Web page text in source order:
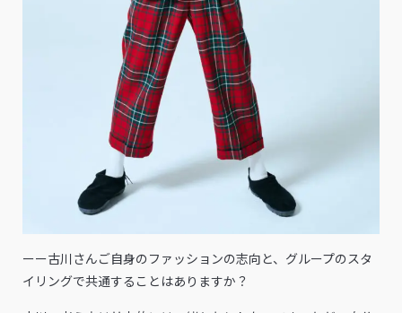
ーー古川さんご自身のファッションの志向と、グループのスタ
イリングで共通することはありますか？